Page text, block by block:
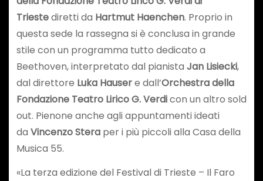
Triestediretti da Hartmut Haenchen. Proprio in
questa sede la rassegna si è conclusa in grande
stile con un programma tutto dedicato a
Beethoven, interpretato dal pianista Jan Lisiecki,
dal direttore Luka Hausere dall’Orchestra della
Fondazione Teatro Lirico G. Verdicon un altro sold
out. Pienone anche agli appuntamenti ideati
da Vincenzo Steraper i più piccoli alla Casa della
Musica 55.
«La terza edizione del Festival di Trieste – Il Faro